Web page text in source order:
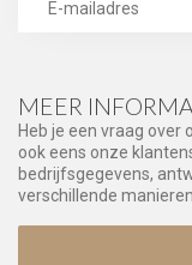
MEER
Heb je een vraag over
ook eens onze
bedrijfsgegevens,
verschillende